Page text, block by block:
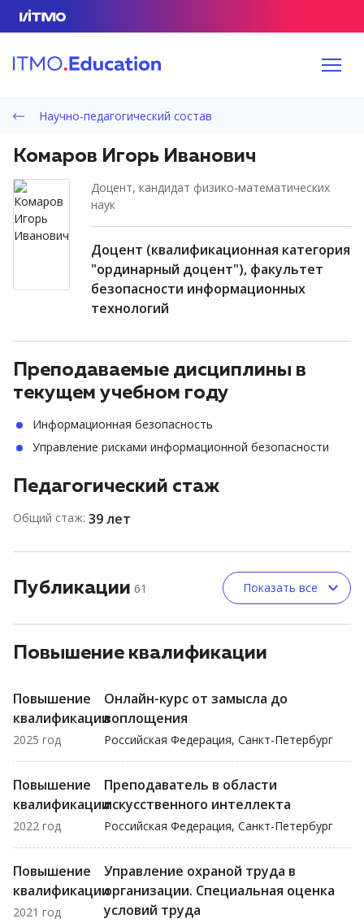
Научно-педагогический состав
Комаров Игорь Иванович
доцент, кандидат физико-математических
наук
доцент (квалификационная категория
"ординарный доцент"), факультет
безопасности информационных
технологий
Преподаваемые дисциплины в
текущем учебном году
Информационная безопасность
Управление рисками информационной безопасности
Педагогический стаж
Общий стаж: 39 лет
Публикации 61 Показать все
Повышение квалификации
Повышение
квалификации
2025 год
Онлайн-курс от замысла до
воплощения
Российская Федерация, Санкт-Петербург
Повышение
квалификации
2022 год
Преподаватель в области
искусственного интеллекта
Российская Федерация, Санкт-Петербург
Повышение
квалификации
2021 год
Управление охраной труда в
организации. Специальная оценка
условий труда